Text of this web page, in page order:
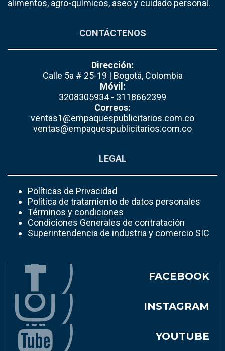
alimentos, agro-químicos, aseo y cuidado personal.
CONTÁCTENOS
Dirección:
Calle 5a # 25-19 | Bogotá, Colombia
Móvil:
3208305934 - 3118662399
Correos:
ventas1@empaquespublicitarios.com.co
ventas@empaquespublicitarios.com.co
LEGAL
Políticas de Privacidad
Política de tratamiento de datos personales
Términos y condiciones
Condiciones Generales de contratación
Superintendencia de industria y comercio SIC
FACEBOOK
INSTAGRAM
YOUTUBE